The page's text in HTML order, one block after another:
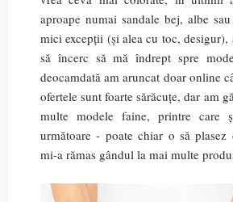
aproape numai sandale bej, albe
mici excepții (și alea cu toc, desigur),
să încerc să mă îndrept spre
deocamdată am aruncat doar online
ofertele sunt foarte sărăcuțe, dar am
multe modele faine, printre care
următoare - poate chiar o să
mi-a rămas gândul la mai multe